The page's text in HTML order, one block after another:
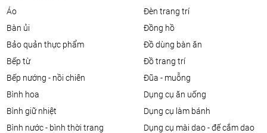
áo
bàn ủi
bảo quản thực phẩm
bếp từ
bếp nướng - nồi chiên
bình hoa
bình giữ nhiệt
bình nước - bình thời trang
đèn trang trí
đồng hồ
đồ dùng bàn ăn
đồ trang trí
đũa - muỗng
dụng cụ ăn uống
dụng cụ làm bánh
dụng cụ mài dao - đế cắm dao